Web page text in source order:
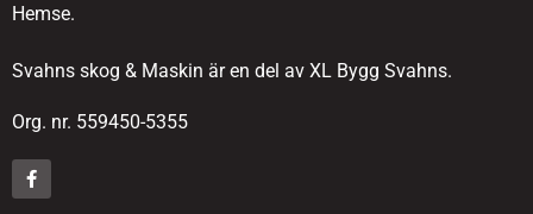
Hemse.
Svahns skog & Maskin är en del av XL Bygg Svahns.
Org. nr. 559450-5355